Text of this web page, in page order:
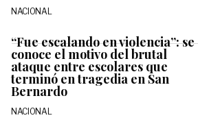
NACIONAL
“Fue escalando en violencia”: se
conoce el motivo del brutal
ataque entre escolares que
terminó en tragedia en San
Bernardo
NACIONAL